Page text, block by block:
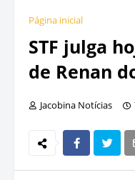
Página inicial
STF julga
de Renan
Jacobina Notícias